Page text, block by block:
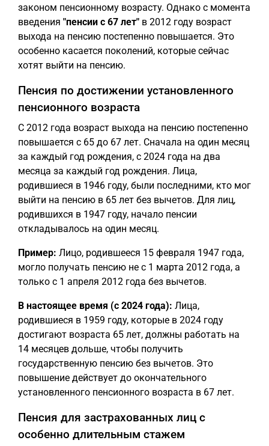
законом пенсионному возрасту. Однако с момента
введения "пенсии с 67 лет" в 2012 году возраст
выхода на пенсию постепенно повышается. Это
особенно касается поколений, которые сейчас
хотят выйти на пенсию.
Пенсия по достижении установленного
пенсионного возраста
С 2012 года возраст выхода на пенсию постепенно
повышается с 65 до 67 лет. Сначала на один месяц
за каждый год рождения, с 2024 года на два
месяца за каждый год рождения. Лица,
родившиеся в 1946 году, были последними, кто мог
выйти на пенсию в 65 лет без вычетов. Для лиц,
родившихся в 1947 году, начало пенсии
откладывалось на один месяц.
Пример: Лицо, родившееся 15 февраля 1947 года,
могло получать пенсию не с 1 марта 2012 года, а
только с 1 апреля 2012 года без вычетов.
В настоящее время (с 2024 года): Лица,
родившиеся в 1959 году, которые в 2024 году
достигают возраста 65 лет, должны работать на
14 месяцев дольше, чтобы получить
государственную пенсию без вычетов. Это
повышение действует до окончательного
установленного пенсионного возраста в 67 лет.
Пенсия для застрахованных лиц с
особенно длительным стажем